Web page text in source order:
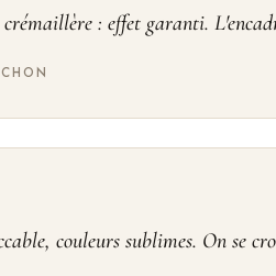
: effet garanti.
couleurs sublimes. On se